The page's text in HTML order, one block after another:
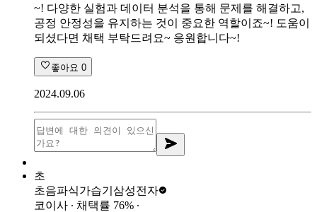
~! 다양한 실험과 데이터 분석을 통해 문제를 해결하고,
공정 안정성을 유지하는 것이 중요한 역할이죠~! 도움이
되셨다면 채택 부탁드려요~ 응원합니다~!
좋아요 0
2024.09.06
초
초음파식가습기 삼성전자
코이사 ∙ 채택률 76% ∙